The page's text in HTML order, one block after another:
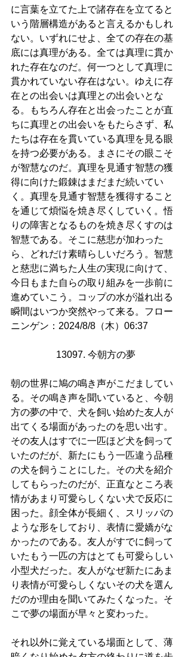
に言葉を立てた上で諸存在を立てると
いう階層構造があると言えるかもしれ
ない。いずれにせよ、全ての存在の基
底には真理がある。全ては真理に貫か
れた存在なのだ。何一つとして真理に
貫かれていない存在はない。ゆえに存
在との出会いは真理との出会いとな
る。もちろん存在と出会ったことが直
ちに真理との出会いをもたらさず、私
たちは存在を貫いている真理を見る眼
を持つ必要がある。まさにその眼こそ
が智慧なのだ。真理を見通す智慧の獲
得に向けた鍛錬はまだまだ続いてい
く。真理を見通す智慧を獲得すること
を通じて煩悩を焼き尽くしていく。悟
りの障害となるものを焼き尽くすのは
智慧である。そこに慈悲が加わった
ら、どれだけ素晴らしいだろう。智慧
と慈悲に満ちた人生の実現に向けて、
今日もまた自らの取り組みを一歩前に
進めていこう。コップの水が溢れ出る
瞬間はいつか突然やって来る。フロー
ニンゲン：2024/8/8（木）06:37
13097. 今朝方の夢
朝の世界に鳩の鳴き声がこだましてい
る。その鳴き声を聞いていると、今朝
方の夢の中で、犬を飼い始めた友人が
出てくる場面があったのを思い出す。
その友人はすでに一匹ほど犬を飼って
いたのだが、新たにもう一匹違う品種
の犬を飼うことにした。その犬を紹介
してもらったのだが、正直なところ表
情があまり可愛らしくない犬で反応に
困った。顔全体が長細く、スリッパの
ような形をしており、表情に愛嬌がな
かったのである。友人がすでに飼って
いたもう一匹の方はとても可愛らしい
小型犬だった。友人がなぜ新たにあま
り表情が可愛らしくないその犬を選ん
だのか理由を聞いてみたくなった。そ
こで夢の場面が早々と変わった。
それ以外に覚えている場面として、薄